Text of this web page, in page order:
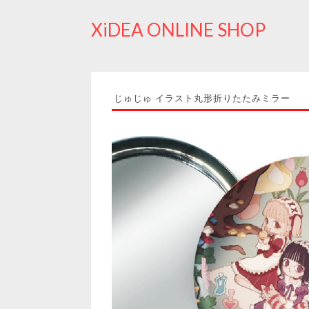
XiDEA ONLINE SHOP
じゅじゅ イラスト丸形折りたたみミラー